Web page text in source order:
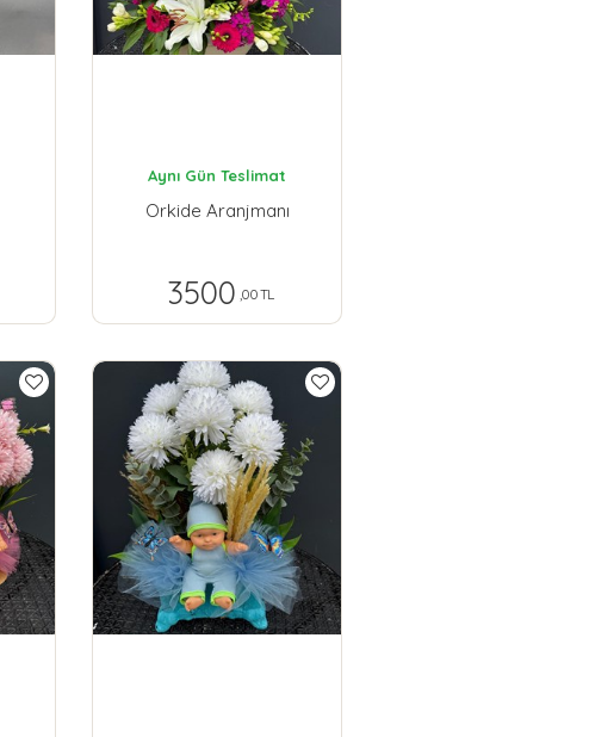
Aynı Gün Teslimat
Orkide Aranjmanı
3500 ,00 TL